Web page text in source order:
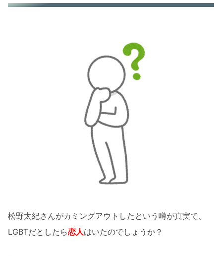
松野太紀さんがカミングアウトしたという噂が真実で、
LGBTだとしたら恋人はいたのでしょうか？